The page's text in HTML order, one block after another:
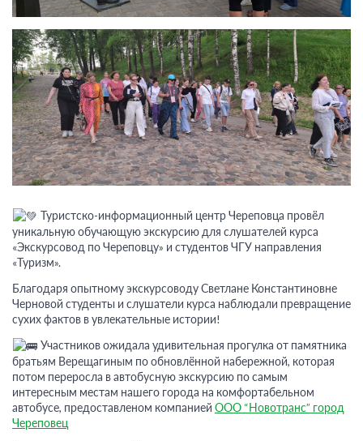
Туристско-информационный центр Череповца провёл
уникальную обучающую экскурсию для слушателей курса
«Экскурсовод по Череповцу» и студентов ЧГУ направления
«Туризм».
Благодаря опытному экскурсоводу Светлане Константиновне
Черновой студенты и слушатели курса наблюдали превращение
сухих фактов в увлекательные истории!
Участников ожидала удивительная прогулка от памятника
братьям Верещагиным по обновлённой набережной, которая
потом переросла в автобусную экскурсию по самым
интересным местам нашего города на комфортабельном
автобусе, предоставленом компанией ООО “Новотранс” город
Череповец